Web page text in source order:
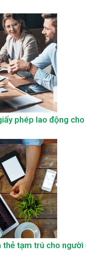
phép lao động
tạm trú cho